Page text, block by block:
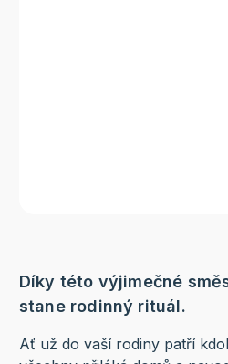
Díky této výjimečné
stane rodinný rituál.
Ať už do vaší rodiny patří